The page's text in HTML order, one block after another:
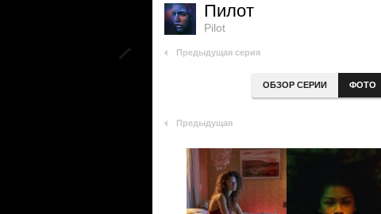
Пилот
Pilot
Предыдущая серия
ОБЗОР СЕРИИ ФОТО
Предыдущая